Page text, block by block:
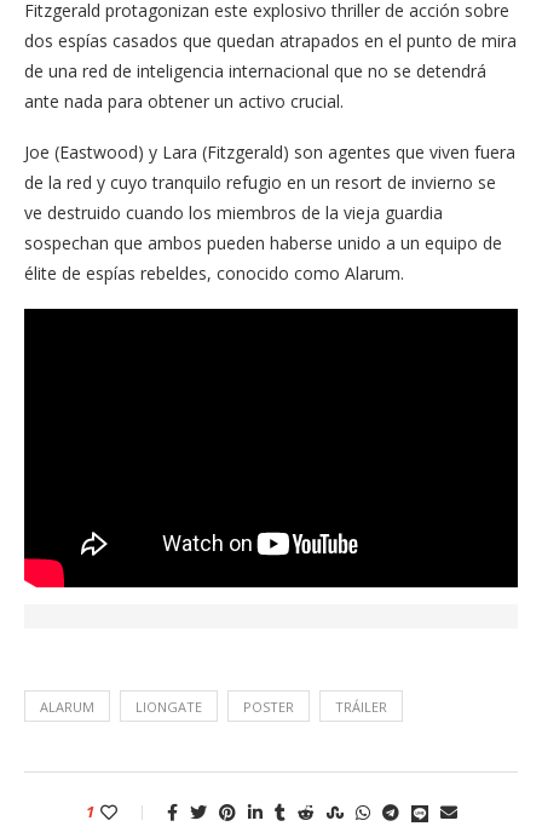
Fitzgerald protagonizan este explosivo thriller de acción sobre
dos espías casados que quedan atrapados en el punto de mira
de una red de inteligencia internacional que no se detendrá
ante nada para obtener un activo crucial.
Joe (Eastwood) y Lara (Fitzgerald) son agentes que viven fuera
de la red y cuyo tranquilo refugio en un resort de invierno se
ve destruido cuando los miembros de la vieja guardia
sospechan que ambos pueden haberse unido a un equipo de
élite de espías rebeldes, conocido como Alarum.
ALARUM LIONGATE POSTER TRÁILER
1